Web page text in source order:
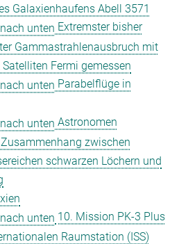
Galaxienhaufens Abell 3571
Extremster bisher
Gammastrahlenausbruch mit
Satelliten Fermi gemessen
Parabelflüge in
Astronomen
zwischen
schwarzen Löchern und
10. Mission PK-3 Plus
Raumstation (ISS)